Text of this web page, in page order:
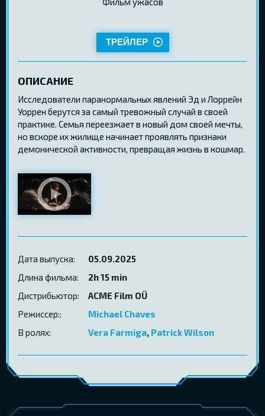
ТРЕЙЛЕР
ОПИСАНИЕ
Исследователи паранормальных явлений Эд и Лоррейн
Уоррен берутся за самый тревожный случай в своей
практике. Семья переезжает в новый дом своей мечты,
но вскоре их жилище начинает проявлять признаки
демонической активности, превращая жизнь в кошмар.
Дата выпуска:
05.09.2025
Длина фильма:
2h 15 min
Дистрибьютор:
ACME Film OÜ
Режиссер::
Michael Chaves
В ролях:
Vera Farmiga, Patrick Wilson